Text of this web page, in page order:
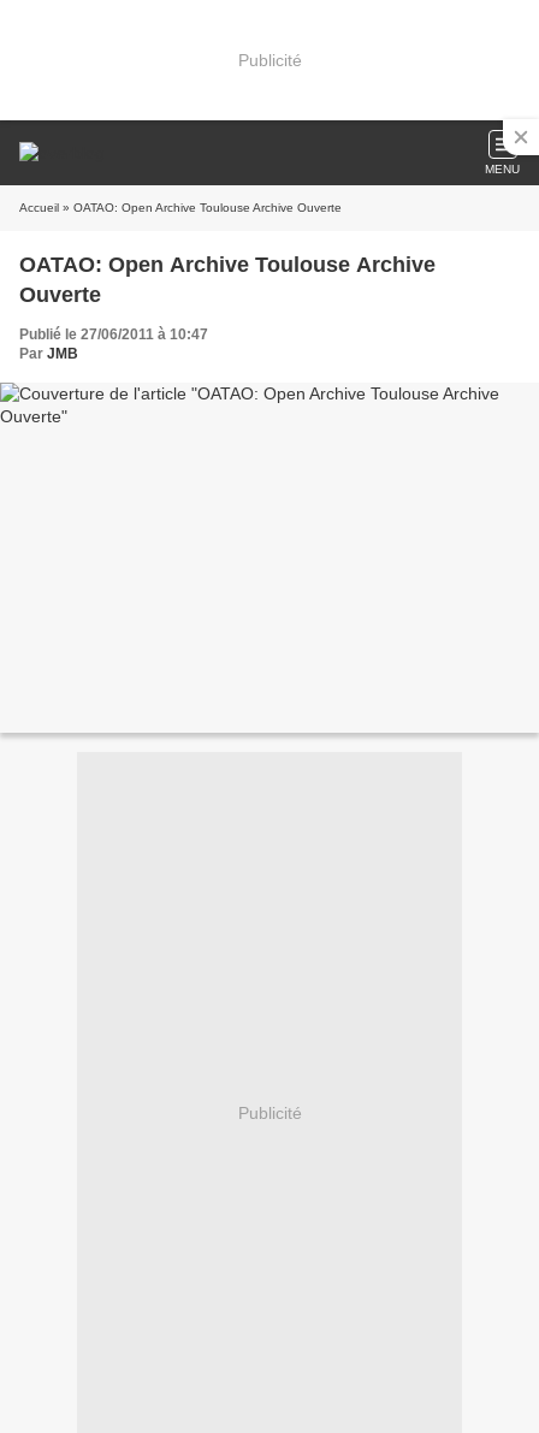
Publicité
MENU
Accueil » OATAO: Open Archive Toulouse Archive Ouverte
OATAO: Open Archive Toulouse Archive
Ouverte
Publié le 27/06/2011 à 10:47
Par JMB
Publicité